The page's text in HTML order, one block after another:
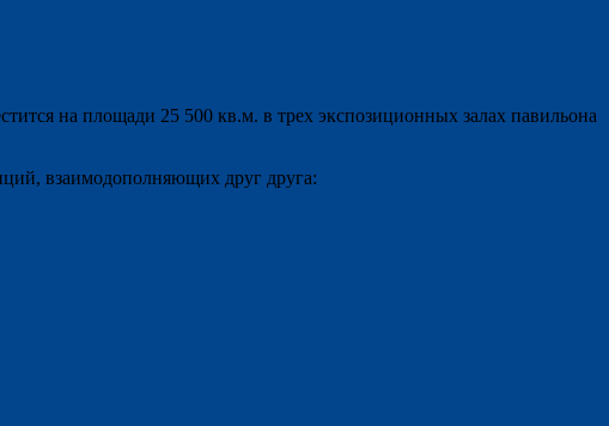
на площади 25 500 кв.м. в трех экспозиционных залах павильона
взаимодополняющих друг друга: